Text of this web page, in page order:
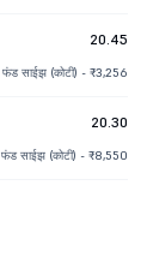
20.45
फंड साईझ (कोटी) - ₹3,256
20.30
फंड साईझ (कोटी) - ₹8,550